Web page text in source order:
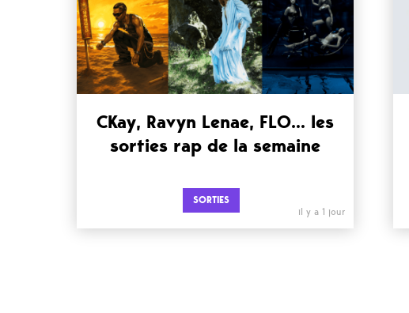
CKay, Ravyn Lenae, FLO… les
sorties rap de la semaine
SORTIES
il y a 1 jour